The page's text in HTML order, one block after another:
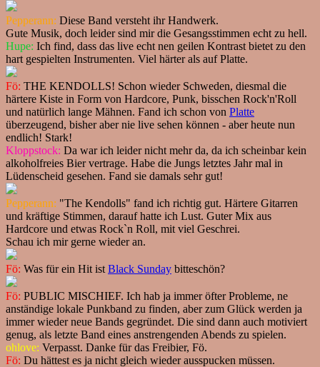
Pepperann: Diese Band versteht ihr Handwerk.
Gute Musik, doch leider sind mir die Gesangsstimmen echt zu hell.
Hupe: Ich find, dass das live echt nen geilen Kontrast bietet zu den
hart gespielten Instrumenten. Viel härter als auf Platte.
Fö: THE KENDOLLS! Schon wieder Schweden, diesmal die
härtere Kiste in Form von Hardcore, Punk, bisschen Rock'n'Roll
und natürlich lange Mähnen. Fand ich schon von Platte
überzeugend, bisher aber nie live sehen können - aber heute nun
endlich! Stark!
Kloppstock: Da war ich leider nicht mehr da, da ich scheinbar kein
alkoholfreies Bier vertrage. Habe die Jungs letztes Jahr mal in
Lüdenscheid gesehen. Fand sie damals sehr gut!
Pepperann: "The Kendolls" fand ich richtig gut. Härtere Gitarren
und kräftige Stimmen, darauf hatte ich Lust. Guter Mix aus
Hardcore und etwas Rock`n Roll, mit viel Geschrei.
Schau ich mir gerne wieder an.
Fö: Was für ein Hit ist Black Sunday bitteschön?
Fö: PUBLIC MISCHIEF. Ich hab ja immer öfter Probleme, ne
anständige lokale Punkband zu finden, aber zum Glück werden ja
immer wieder neue Bands gegründet. Die sind dann auch motiviert
genug, als letzte Band eines anstrengenden Abends zu spielen.
ohlove: Verpasst. Danke für das Freibier, Fö.
Fö: Du hättest es ja nicht gleich wieder ausspucken müssen.